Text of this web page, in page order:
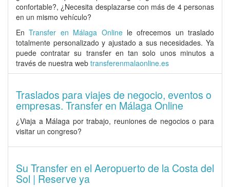
confortable?, ¿Necesita desplazarse con más de 4 personas
en un mismo vehículo?
EnTransfer en Málaga Onlinele ofrecemos un traslado
totalmente personalizado y ajustado a sus necesidades. Ya
puede contratar su transfer en tan solo unos minutos a
través de nuestra web transferenmalaonline.es
Traslados para viajes de negocio, eventos o
empresas. Transfer en Málaga Online
¿Viaja a Málaga por trabajo, reuniones de negocios o para
visitar un congreso?
Su Transfer en el Aeropuerto de la Costa del
Sol | Reserve ya